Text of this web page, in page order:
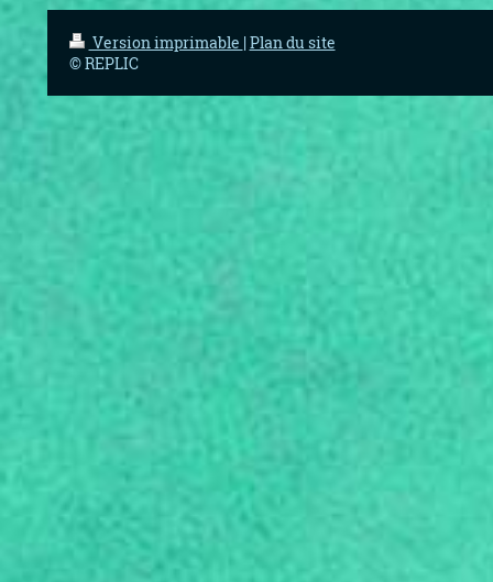
Version imprimable | Plan du site
© REPLIC